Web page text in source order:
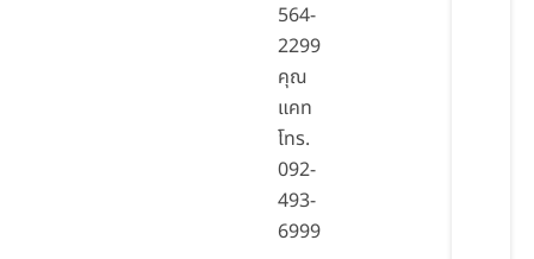
564-
2299
คุณ
แคท
โทร.
092-
493-
6999